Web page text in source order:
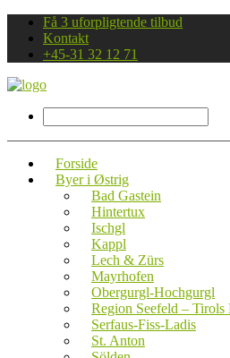
Få 3 uforpligtende tilbud
Kontakt
+45-31 32 12 71
Forside
Byer i Østrig
Bad Gastein
Hintertux
Ischgl
Kappl
Lech & Zürs
Mayrhofen
Obergurgl-Hochgurgl
Region Seefeld – Tirols
Serfaus-Fiss-Ladis
St. Anton